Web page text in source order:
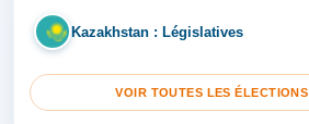
KA Kazakhstan : Législatives
VOIR TOUTES LES